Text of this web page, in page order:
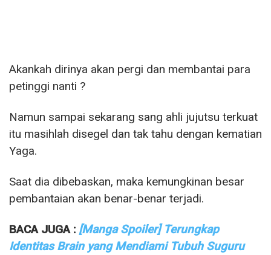
Akankah dirinya akan pergi dan membantai para
petinggi nanti ?
Namun sampai sekarang sang ahli jujutsu terkuat
itu masihlah disegel dan tak tahu dengan kematian
Yaga.
Saat dia dibebaskan, maka kemungkinan besar
pembantaian akan benar-benar terjadi.
BACA JUGA : [Manga Spoiler] Terungkap
Identitas Brain yang Mendiami Tubuh Suguru